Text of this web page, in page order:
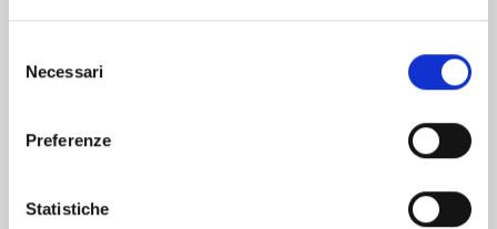
delNecessari
Preferenze
Statistiche